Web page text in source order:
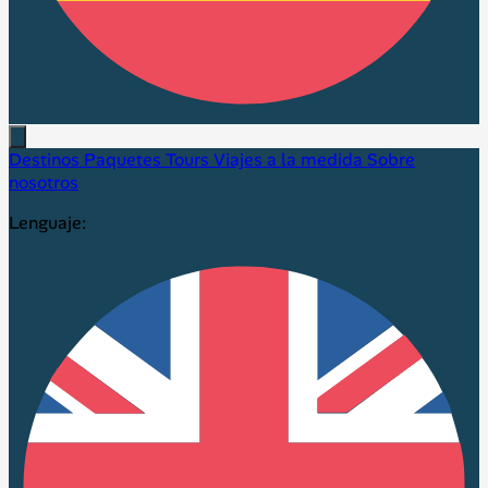
Destinos Paquetes Tours Viajes a la medida Sobre
nosotros
Lenguaje: